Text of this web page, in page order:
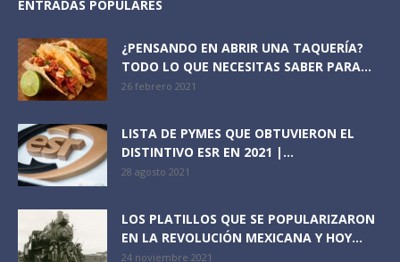
ENTRADAS POPULARES
¿PENSANDO EN ABRIR UNA TAQUERÍA?
TODO LO QUE NECESITAS SABER PARA...
26 febrero 2021
LISTA DE PYMES QUE OBTUVIERON EL
DISTINTIVO ESR EN 2021 |...
28 agosto 2021
LOS PLATILLOS QUE SE POPULARIZARON
EN LA REVOLUCIÓN MEXICANA Y HOY...
24 noviembre 2021